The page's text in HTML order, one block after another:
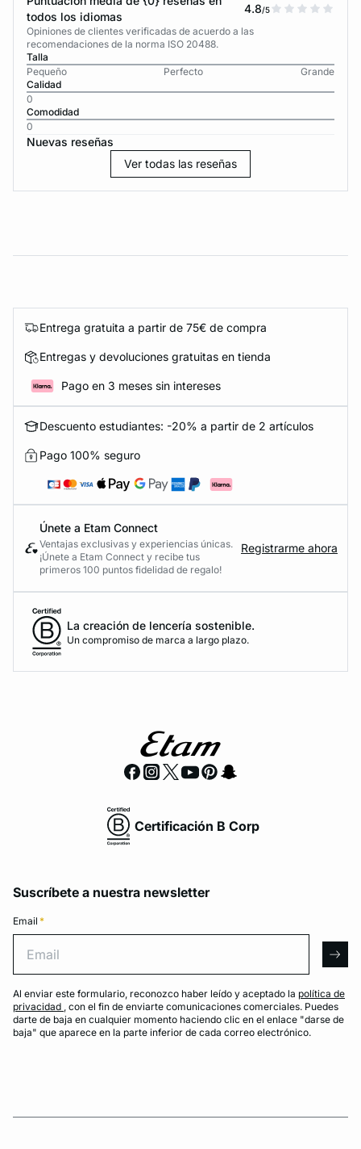
todos los idiomas
4.8/5
Opiniones de clientes verificadas de acuerdo a las
recomendaciones de la norma ISO 20488.
Talla
Pequeño
Perfecto
Grande
Calidad
0
Comodidad
0
Nuevas reseñas
Ver todas las reseñas
Entrega gratuita a partir de 75€ de compra
Entregas y devoluciones gratuitas en tienda
Pago en 3 meses sin intereses
Descuento estudiantes: -20% a partir de 2 artículos
Pago 100% seguro
Únete a Etam Connect
Ventajas exclusivas y experiencias únicas.
¡Únete a Etam Connect y recibe tus
primeros 100 puntos fidelidad de regalo!
Registrarme ahora
La creación de lencería sostenible.
Un compromiso de marca a largo plazo.
Certificación B Corp
Suscríbete a nuestra newsletter
Email *
Al enviar este formulario, reconozco haber leído y aceptado la política de
privacidad , con el fin de enviarte comunicaciones comerciales. Puedes
darte de baja en cualquier momento haciendo clic en el enlace "darse de
baja" que aparece en la parte inferior de cada correo electrónico.